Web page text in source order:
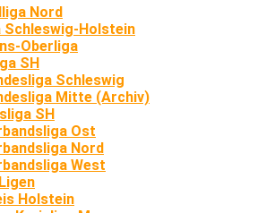
Nord
Schleswig-Holstein
Oberliga
SH
Schleswig
Mitte (Archiv)
SH
Ost
Nord
West
Holstein